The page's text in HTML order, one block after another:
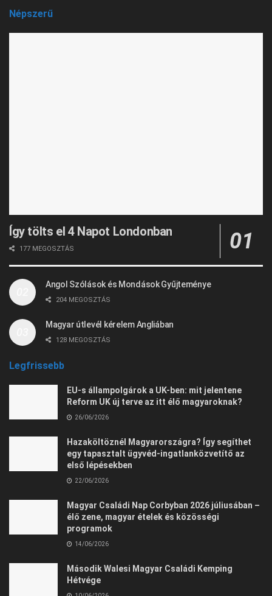
Népszerű
Így tölts el 4 Napot Londonban
177 MEGOSZTÁS
Angol Szólások és Mondások Gyűjteménye
204 MEGOSZTÁS
Magyar útlevél kérelem Angliában
128 MEGOSZTÁS
Legfrissebb
EU-s állampolgárok a UK-ben: mit jelentene
Reform UK új terve az itt élő magyaroknak?
26/06/2026
Hazaköltöznél Magyarországra? Így segíthet
egy tapasztalt ügyvéd-ingatlanközvetítő az
első lépésekben
22/06/2026
Magyar Családi Nap Corbyban 2026 júliusában –
élő zene, magyar ételek és közösségi
programok
14/06/2026
Második Walesi Magyar Családi Kemping
Hétvége